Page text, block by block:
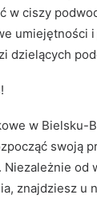
w ciszy
umiejętności
dzielących
w Bielsku-
swoją
Niezależnie od
znajdziesz u